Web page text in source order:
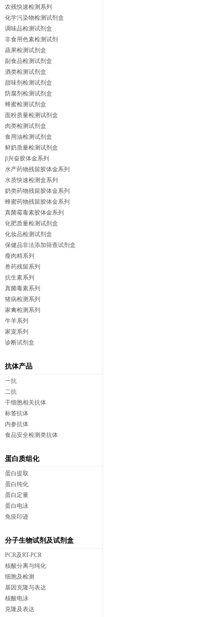
农残快速检测系列
化学污染物检测试剂盒
调味品检测试剂盒
非食用色素检测试剂
蔬果检测试剂盒
副食品检测试剂盒
酒类检测试剂盒
甜味剂检测试剂盒
防腐剂检测试剂盒
蜂蜜检测试剂盒
面粉质量检测试剂盒
肉类检测试剂盒
食用油检测试剂盒
鲜奶质量检测试剂盒
β兴奋胶体金系列
水产药物残留胶体金系列
水质快速检测盒系列
奶类药物残留胶体金系列
蜂蜜药物残留胶体金系列
真菌霉毒素胶体金系列
化肥质量检测试剂盒
化妆品检测试剂盒
保健品非法添加筛查试剂盒
瘦肉精系列
兽药残留系列
抗生素系列
真菌毒素系列
猪病检测系列
家禽检测系列
牛羊系列
家宠系列
诊断试剂盒
抗体产品
一抗
二抗
干细胞相关抗体
标签抗体
内参抗体
食品安全检测类抗体
蛋白质组化
蛋白提取
蛋白纯化
蛋白定量
蛋白电泳
免疫印迹
分子生物试剂及试剂盒
PCR及RT-PCR
核酸分离与纯化
细胞及检测
基因克隆与表达
核酸电泳
克隆及表达